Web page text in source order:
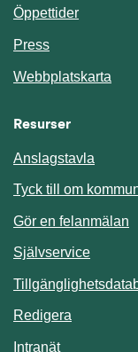
Öppettider
Press
Webbplatskarta
Resurser
Anslagstavla
Tyck till om
Gör en felanmälan
SjälvserviceLänk
Redigera
IntranätLänk till